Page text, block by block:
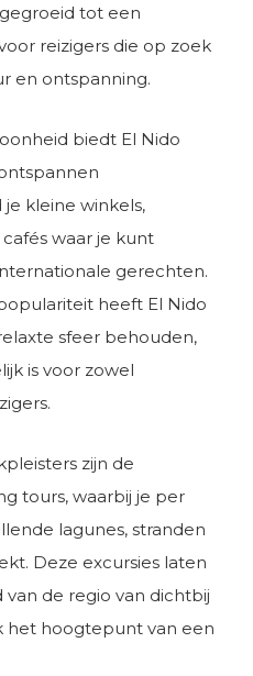
tot een
reizigers die op zoek
en ontspanning.
biedt El Nido
kleine winkels,
waar je kunt
gerechten.
heeft El Nido
sfeer behouden,
is voor zowel
zijn de
tours, waarbij je per
lagunes, stranden
Deze excursies laten
de regio van dichtbij
het hoogtepunt van een